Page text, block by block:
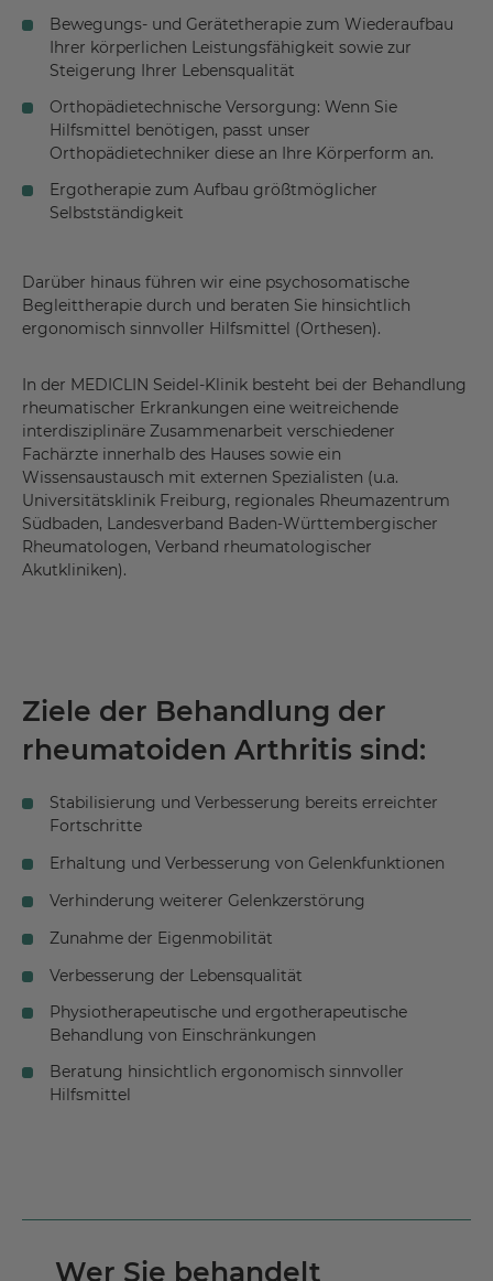
Bewegungs- und Gerätetherapie zum Wiederaufbau
Ihrer körperlichen Leistungsfähigkeit sowie zur
Steigerung Ihrer Lebensqualität
Orthopädietechnische Versorgung: Wenn Sie
Hilfsmittel benötigen, passt unser
Orthopädietechniker diese an Ihre Körperform an.
Ergotherapie zum Aufbau größtmöglicher
Selbstständigkeit
Darüber hinaus führen wir eine psychosomatische
Begleittherapie durch und beraten Sie hinsichtlich
ergonomisch sinnvoller Hilfsmittel (Orthesen).
In der MEDICLIN Seidel-Klinik besteht bei der Behandlung
rheumatischer Erkrankungen eine weitreichende
interdisziplinäre Zusammenarbeit verschiedener
Fachärzte innerhalb des Hauses sowie ein
Wissensaustausch mit externen Spezialisten (u.a.
Universitätsklinik Freiburg, regionales Rheumazentrum
Südbaden, Landesverband Baden-Württembergischer
Rheumatologen, Verband rheumatologischer
Akutkliniken).
Ziele der Behandlung der
rheumatoiden Arthritis sind:
Stabilisierung und Verbesserung bereits erreichter
Fortschritte
Erhaltung und Verbesserung von Gelenkfunktionen
Verhinderung weiterer Gelenkzerstörung
Zunahme der Eigenmobilität
Verbesserung der Lebensqualität
Physiotherapeutische und ergotherapeutische
Behandlung von Einschränkungen
Beratung hinsichtlich ergonomisch sinnvoller
Hilfsmittel
Wer Sie behandelt